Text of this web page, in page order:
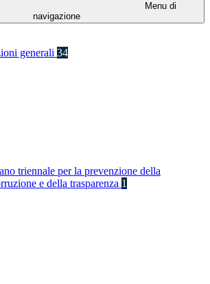
Menu di
navigazione
generali 34
triennale per la prevenzione della
e della trasparenza 1